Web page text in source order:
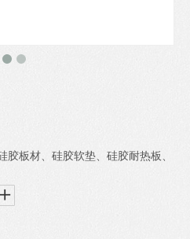
板材、硅胶软垫、硅胶耐热板、